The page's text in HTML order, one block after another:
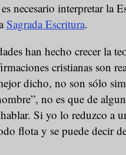
necesario interpretar la
Sagrada Escritura.
han hecho crecer la
cristianas son
dicho, no son sólo
no es que de
Si yo lo reduzco a
flota y se puede decir